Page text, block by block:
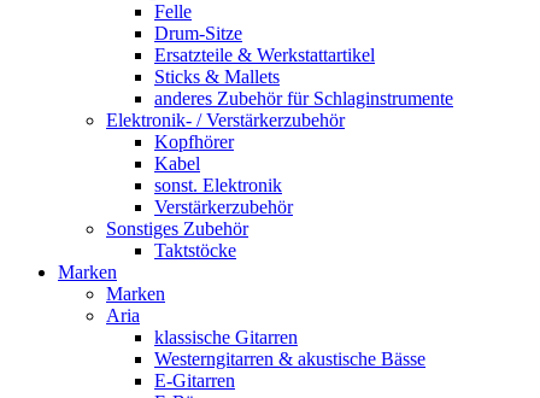
Felle
Drum-Sitze
Ersatzteile & Werkstattartikel
Sticks & Mallets
anderes Zubehör für Schlaginstrumente
Elektronik- / Verstärkerzubehör
Kopfhörer
Kabel
sonst. Elektronik
Verstärkerzubehör
Sonstiges Zubehör
Taktstöcke
Marken
Marken
Aria
klassische Gitarren
Westerngitarren & akustische Bässe
E-Gitarren